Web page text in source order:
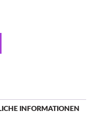
INFORMATIONEN